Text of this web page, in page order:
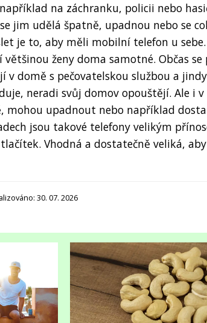
na záchranku, policii nebo
jim udělá špatně, upadnou nebo se
je to, aby měli mobilní telefon u
ženy doma samotné. Občas
v domě s pečovatelskou službou a
neradi svůj domov opouštějí. Ale i
mohou upadnout nebo například
jsou takové telefony velikým
Vhodná a dostatečně veliká,
30. 07. 2026